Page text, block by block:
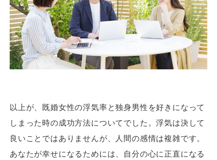
以上が、既婚女性の浮気率と独身男性を好きになって
しまった時の成功方法についてでした。浮気は決して
良いことではありませんが、人間の感情は複雑です。
あなたが幸せになるためには、自分の心に正直になる